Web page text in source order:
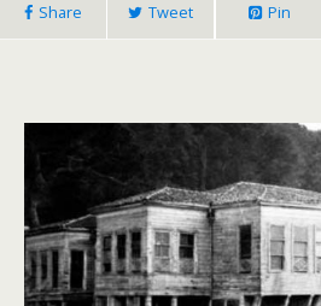
Share Tweet Pin